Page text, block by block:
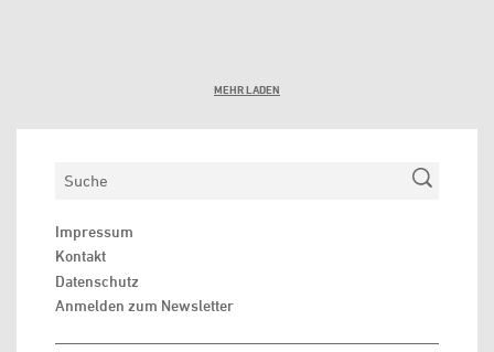
MEHR LADEN
Suchen
Impressum
Kontakt
Datenschutz
Anmelden zum Newsletter